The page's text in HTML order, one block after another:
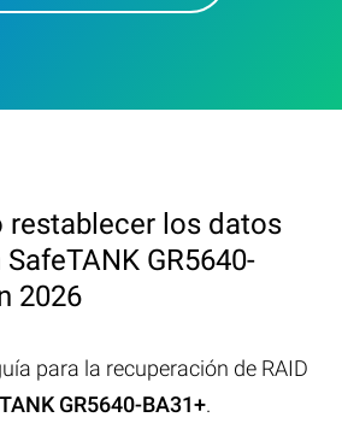
restablecer los datos
GR5640-
2026
para la recuperación de RAID
GR5640-BA31+.